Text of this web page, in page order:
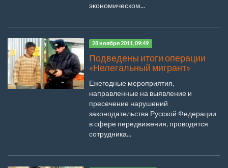
экономическом...
28 ноября 2011, 09:49
Подведены итоги операции
«Нелегальный мигрант»
Ежегодные мероприятия,
направленные на выявление и
пресечение нарушений
законодательства Русской Федерации
в сфере передвижения, проводятся
сотрудника...